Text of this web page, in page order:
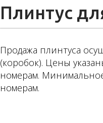
Плинтус
Продажа плинтуса
(коробок). Цены
номерам.
номерам.